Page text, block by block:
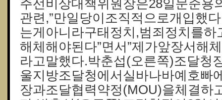
주선비상대책위원장은28일문준용
관련,”만일당이조직적으로개입했
는게아니라구태정치,범죄정치를
해체해야된다”면서”제가앞장서해
라고말했다.박춘섭(오른쪽)조달청
울지방조달청에서실바나바예호빠
장과조달협력약정(MOU)을체결하